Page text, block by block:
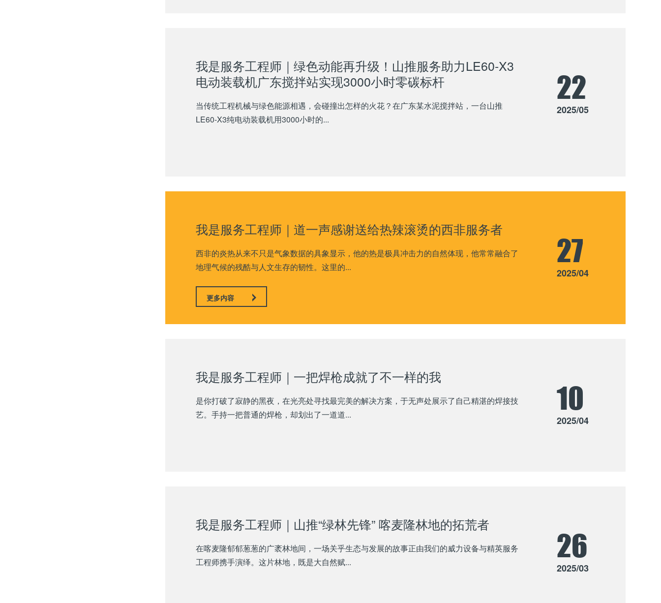
我是服务工程师｜绿色动能再升级！山推服务助力LE60-X3
电动装载机广东搅拌站实现3000小时零碳标杆
当传统工程机械与绿色能源相遇，会碰撞出怎样的火花？在广东某水泥搅拌站，一台山推
LE60-X3纯电动装载机用3000小时的...
22
2025/05
我是服务工程师｜道一声感谢送给热辣滚烫的西非服务者
西非的炎热从来不只是气象数据的具象显示，他的热是极具冲击力的自然体现，他常常融合了
地理气候的残酷与人文生存的韧性。这里的...
更多内容
27
2025/04
我是服务工程师｜一把焊枪成就了不一样的我
是你打破了寂静的黑夜，在光亮处寻找最完美的解决方案，于无声处展示了自己精湛的焊接技
艺。手持一把普通的焊枪，却划出了一道道...
10
2025/04
我是服务工程师｜山推“绿林先锋” 喀麦隆林地的拓荒者
在喀麦隆郁郁葱葱的广袤林地间，一场关乎生态与发展的故事正由我们的威力设备与精英服务
工程师携手演绎。这片林地，既是大自然赋...
26
2025/03